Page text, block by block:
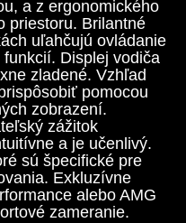
a z ergonomického
priestoru. Brilantné
uľahčujú ovládanie
Displej vodiča
zladené. Vzhľad
pomocou
zobrazení.
zážitok
a je učenlivý.
sú špecifické pre
Exkluzívne
alebo AMG
zameranie.